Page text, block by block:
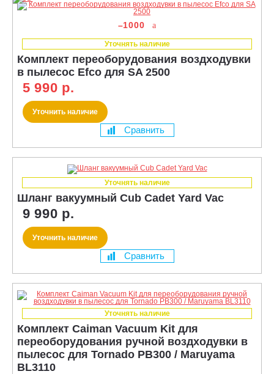
–1000
Уточнять наличие
Комплект переоборудования воздходувки
в пылесос Efco для SA 2500
5 990 р.
Уточнить наличие
Сравнить
Уточнять наличие
Шланг вакуумный Cub Cadet Yard Vac
9 990 р.
Уточнить наличие
Сравнить
Уточнять наличие
Комплект Caiman Vacuum Kit для
переоборудования ручной воздходувки в
пылесос для Tornado PB300 / Maruyama
BL3110